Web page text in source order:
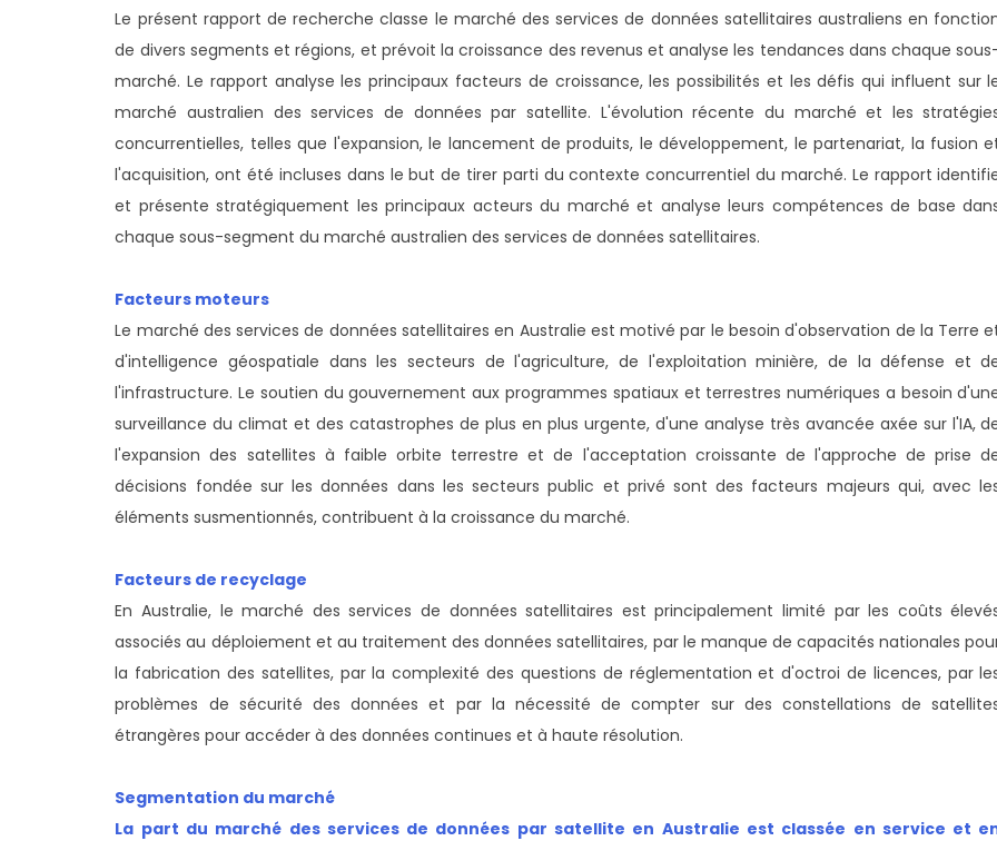
Le présent rapport de recherche classe le marché des services de données satellitaires australiens en
de divers segments et régions, et prévoit la croissance des revenus et analyse les tendances dans chaque
marché. Le rapport analyse les principaux facteurs de croissance, les possibilités et les défis qui influent sur
marché australien des services de données par satellite. L'évolution récente du marché et les
concurrentielles, telles que l'expansion, le lancement de produits, le développement, le partenariat, la fusion
l'acquisition, ont été incluses dans le but de tirer parti du contexte concurrentiel du marché. Le rapport
et présente stratégiquement les principaux acteurs du marché et analyse leurs compétences de base
chaque sous-segment du marché australien des services de données satellitaires.
Facteurs moteurs
Le marché des services de données satellitaires en Australie est motivé par le besoin d'observation de la Terre
d'intelligence géospatiale dans les secteurs de l'agriculture, de l'exploitation minière, de la défense et
l'infrastructure. Le soutien du gouvernement aux programmes spatiaux et terrestres numériques a besoin
surveillance du climat et des catastrophes de plus en plus urgente, d'une analyse très avancée axée sur l'IA,
l'expansion des satellites à faible orbite terrestre et de l'acceptation croissante de l'approche de prise
décisions fondée sur les données dans les secteurs public et privé sont des facteurs majeurs qui, avec
éléments susmentionnés, contribuent à la croissance du marché.
Facteurs de recyclage
En Australie, le marché des services de données satellitaires est principalement limité par les coûts
associés au déploiement et au traitement des données satellitaires, par le manque de capacités nationales
la fabrication des satellites, par la complexité des questions de réglementation et d'octroi de licences, par
problèmes de sécurité des données et par la nécessité de compter sur des constellations de
étrangères pour accéder à des données continues et à haute résolution.
Segmentation du marché
La part du marché des services de données par satellite en Australie est classée en service et